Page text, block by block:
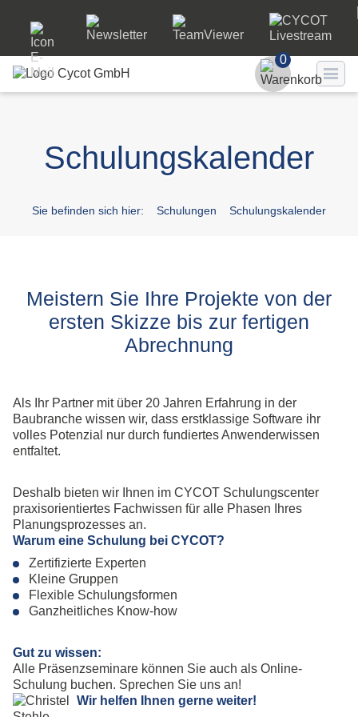
Passwort
0
Schulungskalender
Sie befinden sich hier: Schulungen Schulungskalender
Meistern Sie Ihre Projekte von der
ersten Skizze bis zur fertigen
Abrechnung
Als Ihr Partner mit über 20 Jahren Erfahrung in der
Baubranche wissen wir, dass erstklassige Software ihr
volles Potenzial nur durch fundiertes Anwenderwissen
entfaltet.
Deshalb bieten wir Ihnen im CYCOT Schulungscenter
praxisorientiertes Fachwissen für alle Phasen Ihres
Planungsprozesses an.
Warum eine Schulung bei CYCOT?
Zertifizierte Experten
Kleine Gruppen
Flexible Schulungsformen
Ganzheitliches Know-how
Gut zu wissen:
Alle Präsenzseminare können Sie auch als Online-
Schulung buchen. Sprechen Sie uns an!
Wir helfen Ihnen gerne weiter!